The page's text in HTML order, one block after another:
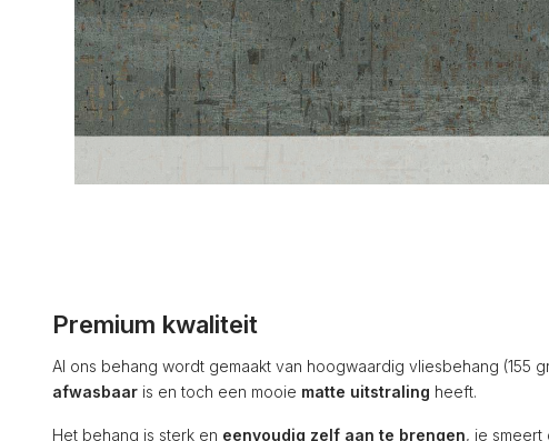
Premium kwaliteit
Al ons behang wordt gemaakt van hoogwaardig vliesbehang (155
afwasbaar is en toch een mooie matte uitstraling heeft.
Het behang is sterk en eenvoudig zelf aan te brengen, je smeert